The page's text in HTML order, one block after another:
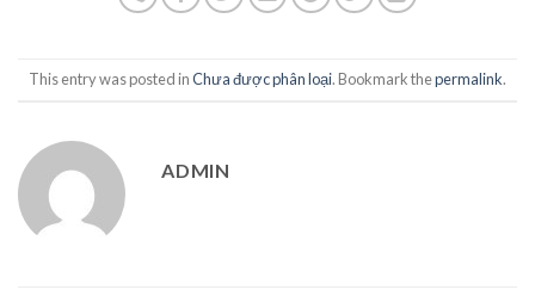
This entry was posted inChưa được phân loại. Bookmark thepermalink.
ADMIN